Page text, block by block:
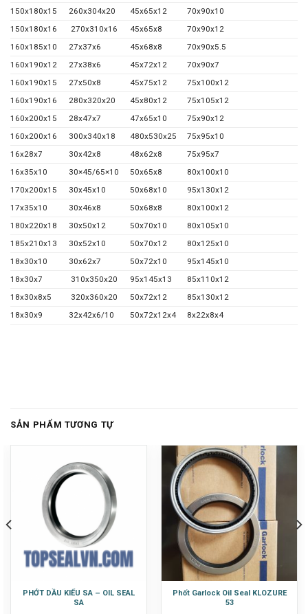
150x180x15
260x304x20 45x65x12
70x90x10
150x180x16
270x310x16 45x65x8
70x90x12
160x185x10
27x37x6 45x68x8
70x90x5.5
160x190x12
27x38x6 45x72x12
70x90x7
160x190x15
27x50x8 45x75x12
75x100x12
160x190x16
280x320x20 45x80x12
75x105x12
160x200x15
28x47x7 47x65x10
75x90x12
160x200x16
300x340x18 480x530x25
75x95x10
16x28x7
30x42x8 48x62x8
75x95x7
16x35x10
30×45/65×10 50x65x8
80x100x10
170x200x15
30x45x10 50x68x10
95x130x12
17x35x10
30x46x8 50x68x8
80x100x12
180x220x18
30x50x12 50x70x10
80x105x10
185x210x13
30x52x10 50x70x12
80x125x10
18x30x10
30x62x7 50x72x10
95x145x10
18x30x7
310x350x20 95x145x13
85x110x12
18x30x8x5
320x360x20 50x72x12
85x130x12
18x30x9
32x42x6/10 50x72x12x4 8x22x8x4
SẢN PHẨM TƯƠNG TỰ
PHỚT DẦU KIỂU SA – OIL SEAL
SA
Phốt Garlock Oil Seal KLOZURE
53